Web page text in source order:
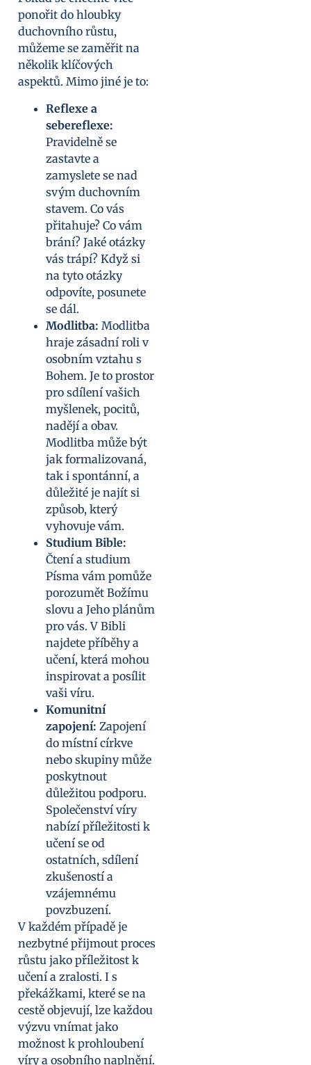
ponořit do hloubky
duchovního růstu,
můžeme se zaměřit na
několik klíčových
aspektů. Mimo jiné je to:
Reflexe a
sebereflexe:
Pravidelně se
zastavte a
zamyslete se nad
svým duchovním
stavem. Co vás
přitahuje? Co vám
brání? Jaké otázky
vás trápí? Když si
na tyto otázky
odpovíte, posunete
se dál.
Modlitba: Modlitba
hraje zásadní roli v
osobním vztahu s
Bohem. Je to prostor
pro sdílení vašich
myšlenek, pocitů,
nadějí a obav.
Modlitba může být
jak formalizovaná,
tak i spontánní, a
důležité je najít si
způsob, který
vyhovuje vám.
Studium Bible:
Čtení a studium
Písma vám pomůže
porozumět Božímu
slovu a Jeho plánům
pro vás. V Bibli
najdete příběhy a
učení, která mohou
inspirovat a posílit
vaši víru.
Komunitní
zapojení: Zapojení
do místní církve
nebo skupiny může
poskytnout
důležitou podporu.
Společenství víry
nabízí příležitosti k
učení se od
ostatních, sdílení
zkušeností a
vzájemnému
povzbuzení.
V každém případě je
nezbytné přijmout proces
růstu jako příležitost k
učení a zralosti. I s
překážkami, které se na
cestě objevují, lze každou
výzvu vnímat jako
možnost k prohloubení
víry a osobního naplnění.